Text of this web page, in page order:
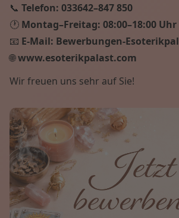
📞 Telefon: 033642–847 850
🕐 Montag–Freitag: 08:00–18:00 Uhr
📧 E-Mail: Bewerbungen-
🌐www.esoterikpalast.com
Wir freuen uns sehr auf Sie!